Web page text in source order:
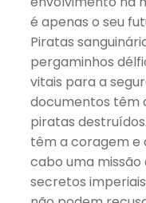
é apenas o seu
Piratas
pergaminhos
vitais para a
documentos têm
piratas
têm a coragem e
cabo uma missão
secretos